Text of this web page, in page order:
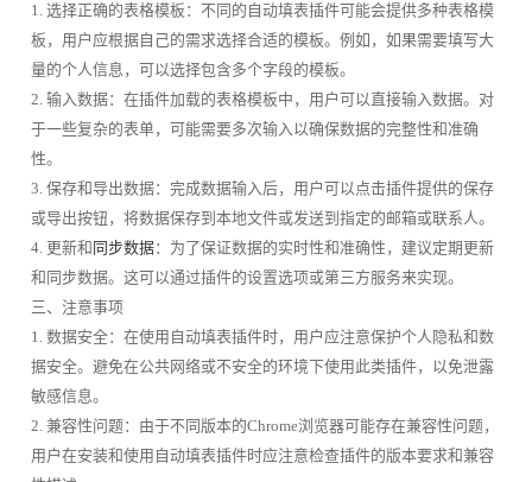
1. 选择正确的表格模板：不同的自动填表插件可能会提供多种表格模
板，用户应根据自己的需求选择合适的模板。例如，如果需要填写大
量的个人信息，可以选择包含多个字段的模板。
2. 输入数据：在插件加载的表格模板中，用户可以直接输入数据。对
于一些复杂的表单，可能需要多次输入以确保数据的完整性和准确
性。
3. 保存和导出数据：完成数据输入后，用户可以点击插件提供的保存
或导出按钮，将数据保存到本地文件或发送到指定的邮箱或联系人。
4. 更新和 同步数据：为了保证数据的实时性和准确性，建议定期更新
和同步数据。这可以通过插件的设置选项或第三方服务来实现。
三、注意事项
1. 数据安全：在使用自动填表插件时，用户应注意保护个人隐私和数
据安全。避免在公共网络或不安全的环境下使用此类插件，以免泄露
敏感信息。
2. 兼容性问题：由于不同版本的Chrome浏览器可能存在兼容性问题，
用户在安装和使用自动填表插件时应注意检查插件的版本要求和兼容